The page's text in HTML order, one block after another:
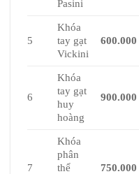
Pasini
5
Khóa
tay gạt
Vickini
600.000
6
Khóa
tay gạt
huy
hoàng
900.000
7
Khóa
phân
thể
750.000